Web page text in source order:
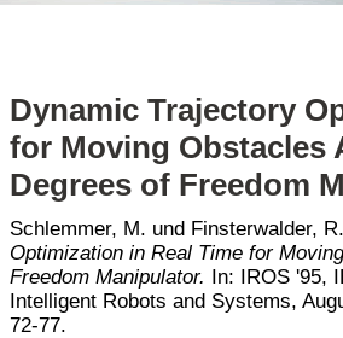
Dynamic Trajectory
for Moving Obstacles
Degrees of Freedom
Schlemmer, M. und Finsterwalder, R.
Optimization in Real Time for
Freedom Manipulator. In: IROS '95,
Intelligent Robots and Systems,
72-77.